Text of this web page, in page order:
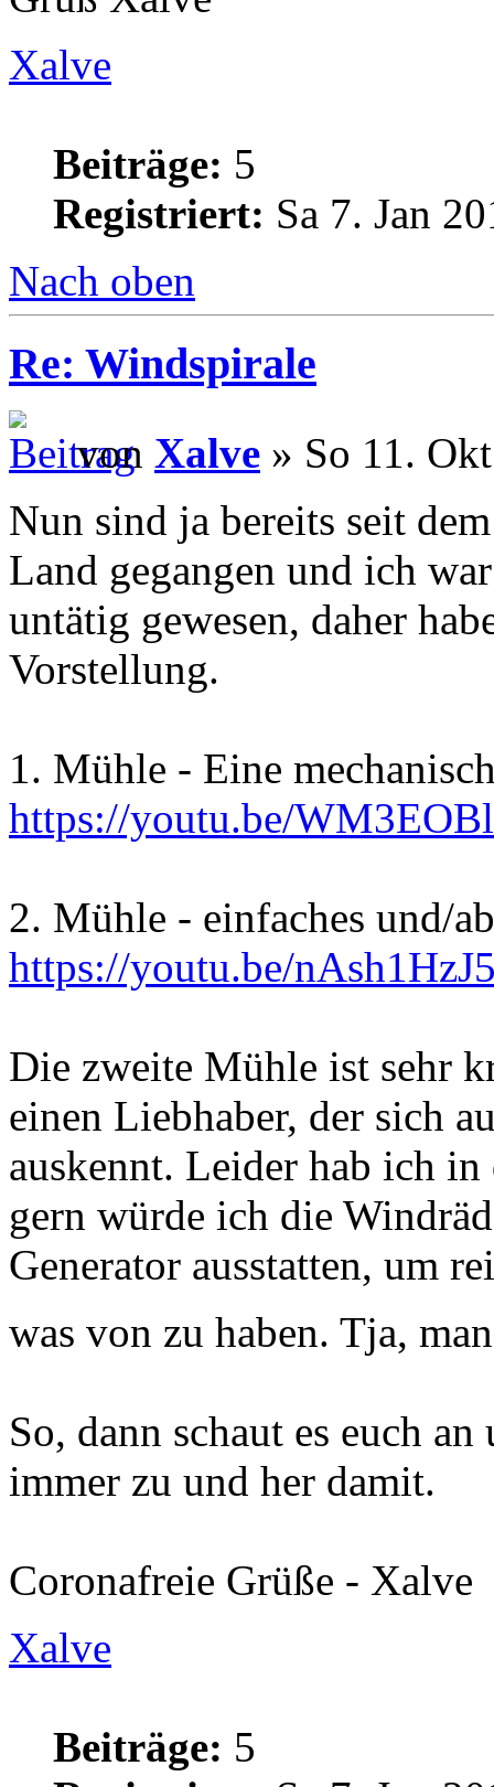
Xalve
Beiträge: 5
Registriert: Sa 7. Jan
Nach oben
Re: Windspirale
von Xalve » So 11.
Nun sind ja bereits seit
Land gegangen und ich
untätig gewesen, daher
Vorstellung.
1. Mühle - Eine
https://youtu.be/
2. Mühle - einfaches und/
https://youtu.be/
Die zweite Mühle ist sehr
einen Liebhaber, der sich
auskennt. Leider hab ich
gern würde ich die
Generator ausstatten, um
was von zu haben. Tja,
So, dann schaut es euch
immer zu und her damit.
Coronafreie Grüße - Xalve
Xalve
Beiträge: 5